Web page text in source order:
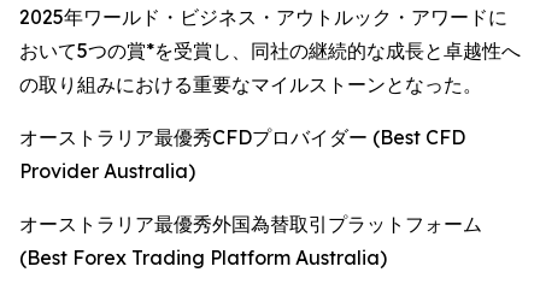
2025年ワールド・ビジネス・アウトルック・アワードに
おいて5つの賞*を受賞し、同社の継続的な成長と卓越性へ
の取り組みにおける重要なマイルストーンとなった。
オーストラリア最優秀CFDプロバイダー (Best CFD
Provider Australia)
オーストラリア最優秀外国為替取引プラットフォーム
(Best Forex Trading Platform Australia)